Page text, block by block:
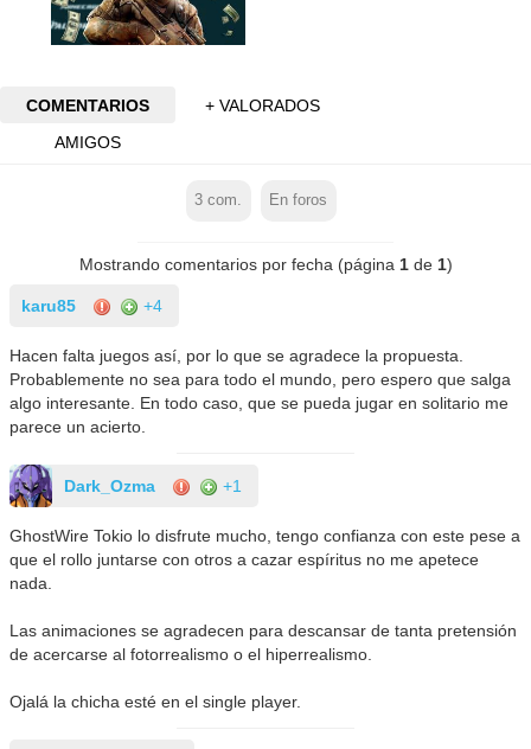
COMENTARIOS
+ VALORADOS
AMIGOS
3 com. En foros
Mostrando comentarios por fecha (página 1de 1)
karu85 +4
Hacen falta juegos así, por lo que se agradece la propuesta.
Probablemente no sea para todo el mundo, pero espero que salga
algo interesante. En todo caso, que se pueda jugar en solitario me
parece un acierto.
Dark_Ozma +1
GhostWire Tokio lo disfrute mucho, tengo confianza con este pese a
que el rollo juntarse con otros a cazar espíritus no me apetece
nada.
Las animaciones se agradecen para descansar de tanta pretensión
de acercarse al fotorrealismo o el hiperrealismo.
Ojalá la chicha esté en el single player.